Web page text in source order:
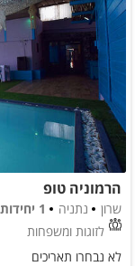
הרמוניה טופ
שרון נתניה
1 יחידות
לזוגות ומשפחות
לא נבחרו תאריכים